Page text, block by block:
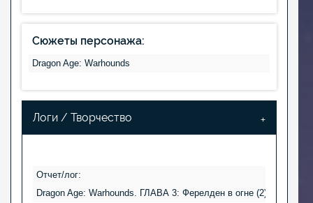
Сюжеты персонажа:
Dragon Age: Warhounds
Логи / Творчество
Отчет/лог:
Dragon Age: Warhounds. ГЛАВА 3: Ферелден в огне (2)